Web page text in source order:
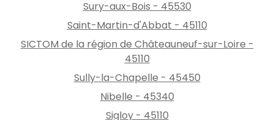
Sury-aux-Bois - 45530
Saint-Martin-d'Abbat - 45110
SICTOM de la région de Châteauneuf-sur-Loire -
45110
Sully-la-Chapelle - 45450
Nibelle - 45340
Sigloy - 45110